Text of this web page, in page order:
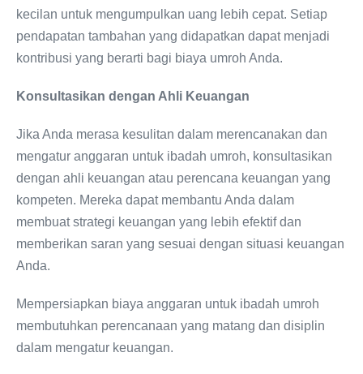
kecilan untuk mengumpulkan uang lebih cepat. Setiap
pendapatan tambahan yang didapatkan dapat menjadi
kontribusi yang berarti bagi biaya umroh Anda.
Konsultasikan dengan Ahli Keuangan
Jika Anda merasa kesulitan dalam merencanakan dan
mengatur anggaran untuk ibadah umroh, konsultasikan
dengan ahli keuangan atau perencana keuangan yang
kompeten. Mereka dapat membantu Anda dalam
membuat strategi keuangan yang lebih efektif dan
memberikan saran yang sesuai dengan situasi keuangan
Anda.
Mempersiapkan biaya anggaran untuk ibadah umroh
membutuhkan perencanaan yang matang dan disiplin
dalam mengatur keuangan.